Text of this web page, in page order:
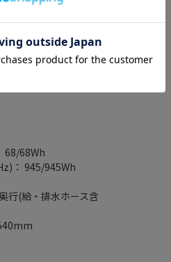
乾燥時)： 32/119分
68/68Wh
： 945/945Wh
行(給・排水ホース含